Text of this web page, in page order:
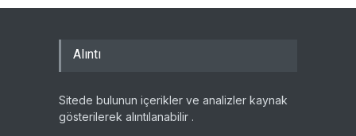
Alıntı
Sitede bulunun içerikler ve analizler kaynak
gösterilerek alıntılanabilir .